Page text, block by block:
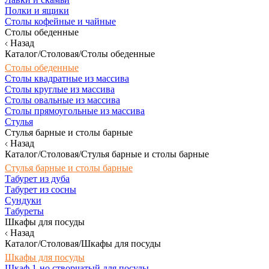
Полки и ящики
Столы кофейные и чайные
Столы обеденные
Назад
Каталог/Столовая/Столы обеденные
Столы обеденные
Столы квадратные из массива
Столы круглые из массива
Столы овальные из массива
Столы прямоугольные из массива
Стулья
Стулья барные и столы барные
Назад
Каталог/Столовая/Стулья барные и столы барные
Стулья барные и столы барные
Табурет из дуба
Табурет из сосны
Сундуки
Табуреты
Шкафы для посуды
Назад
Каталог/Столовая/Шкафы для посуды
Шкафы для посуды